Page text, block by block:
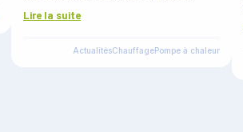
Lire la suite
ActualitésChauffagePompe à chaleur